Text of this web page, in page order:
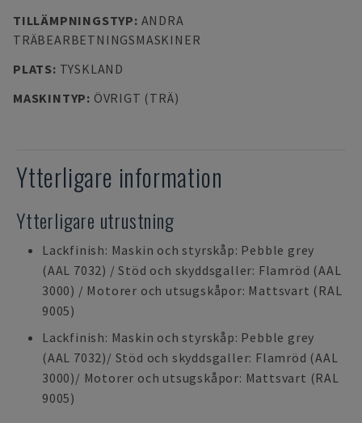
TILLÄMPNINGSTYP: ANDRA
TRÄBEARBETNINGSMASKINER
PLATS: TYSKLAND
MASKINTYP: ÖVRIGT (TRÄ)
Ytterligare information
Ytterligare utrustning
Lackfinish: Maskin och styrskåp: Pebble grey
(AAL 7032) / Stöd och skyddsgaller: Flamröd (AAL
3000) / Motorer och utsugskåpor: Mattsvart (RAL
9005)
Lackfinish: Maskin och styrskåp: Pebble grey
(AAL 7032)/ Stöd och skyddsgaller: Flamröd (AAL
3000)/ Motorer och utsugskåpor: Mattsvart (RAL
9005)